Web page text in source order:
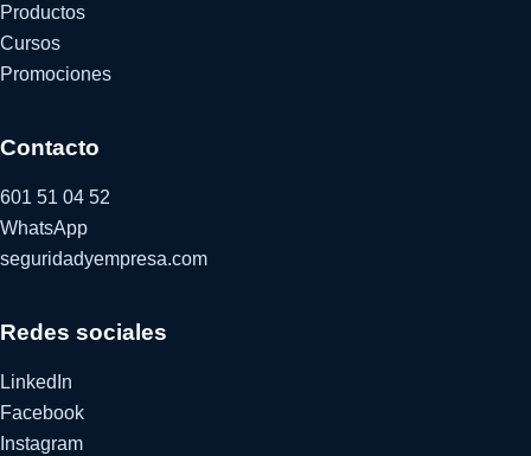
Productos
Cursos
Promociones
Contacto
601 51 04 52
WhatsApp
seguridadyempresa.com
Redes sociales
LinkedIn
Facebook
Instagram